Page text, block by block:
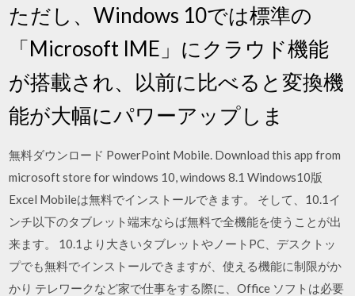
ただし、Windows 10では標準の
「Microsoft IME」にクラウド機能
が搭載され、以前に比べると変換機
能が大幅にパワーアップしま
無料ダウンロード PowerPoint Mobile. Download this app from
microsoft store for windows 10, windows 8.1 Windows10版
Excel Mobileは無料でインストールできます。 そして、10.1イ
ンチ以下のタブレット端末ならば無料で全機能を使うことが出
来ます。 10.1より大きいタブレットやノートPC、デスクトッ
プでも無料でインストールできますが、使える機能に制限がか
かり テレワークなど家で仕事をする際に、Office ソフトは必要